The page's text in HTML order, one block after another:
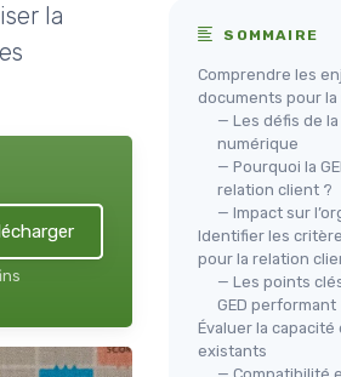
la
SOMMAIRE
Comprendre les
documents pour
— Les défis de
numérique
— Pourquoi la
relation client ?
— Impact sur
Identifier les
pour la relation
— Les points
GED performant
Évaluer la
existants